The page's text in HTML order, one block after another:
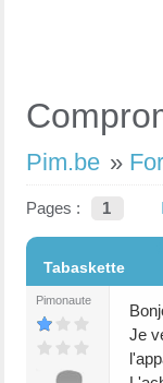
Pim.be »
Pages : 1
Tabaskette
Pimonaute
Je